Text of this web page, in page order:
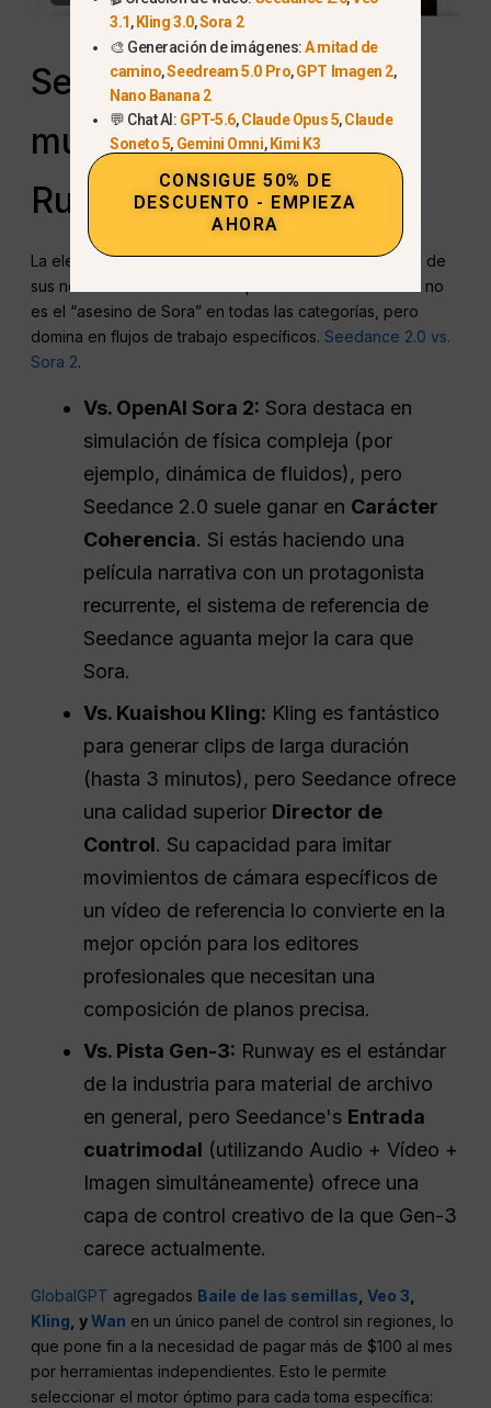
Seedance 2.0 contra el
mundo (Sora, Kling,
Runway)
La elección del modelo de vídeo adecuado depende de
sus necesidades creativas específicas. Seedance 2.0 no
es el “asesino de Sora” en todas las categorías, pero
domina en flujos de trabajo específicos.Seedance 2.0 vs.
Sora 2.
Vs. OpenAI Sora 2: Sora destaca en
simulación de física compleja (por
ejemplo, dinámica de fluidos), pero
Seedance 2.0 suele ganar en Carácter
Coherencia. Si estás haciendo una
película narrativa con un protagonista
recurrente, el sistema de referencia de
Seedance aguanta mejor la cara que
Sora.
Vs. Kuaishou Kling: Kling es fantástico
para generar clips de larga duración
(hasta 3 minutos), pero Seedance ofrece
una calidad superior Director de
Control. Su capacidad para imitar
movimientos de cámara específicos de
un vídeo de referencia lo convierte en la
mejor opción para los editores
profesionales que necesitan una
composición de planos precisa.
Vs. Pista Gen-3: Runway es el estándar
de la industria para material de archivo
en general, pero Seedance's Entrada
cuatrimodal (utilizando Audio + Vídeo +
Imagen simultáneamente) ofrece una
capa de control creativo de la que Gen-3
carece actualmente.
GlobalGPT agregados Baile de las semillas Veo 3
Kling , yWan en un único panel de control sin regiones, lo
que pone fin a la necesidad de pagar más de $100 al mes
por herramientas independientes. Esto le permite
seleccionar el motor óptimo para cada toma específica:
3.1,Kling 3.0,Sora 2
🎨 Generación de imágenes:A mitad de
camino,Seedream 5.0 Pro,GPT Imagen 2,
Nano Banana 2
💬 Chat AI: GPT-5.6,Claude Opus 5,Claude
Soneto 5, Gemini Omni,Kimi K3
CONSIGUE 50% DE
DESCUENTO - EMPIEZA
AHORA